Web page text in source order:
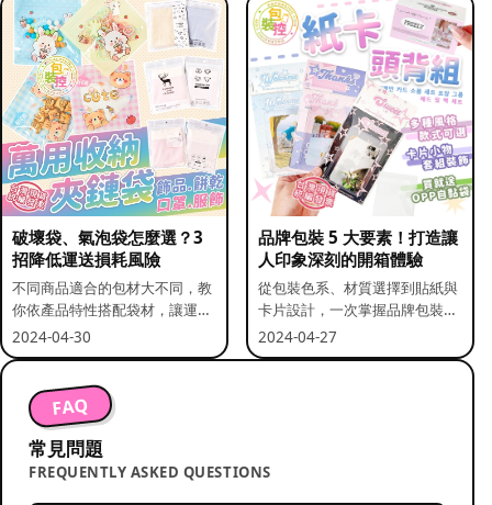
破壞袋、氣泡袋怎麼選？3
招降低運送損耗風險
不同商品適合的包材大不同，教
你依產品特性搭配袋材，讓運送
更安全。
2024-04-30
品牌包裝 5 大要素！打造讓
人印象深刻的開箱體驗
從包裝色系、材質選擇到貼紙與
卡片設計，一次掌握品牌包裝的
關鍵要素。
2024-04-27
FAQ
常見問題
FREQUENTLY ASKED QUESTIONS